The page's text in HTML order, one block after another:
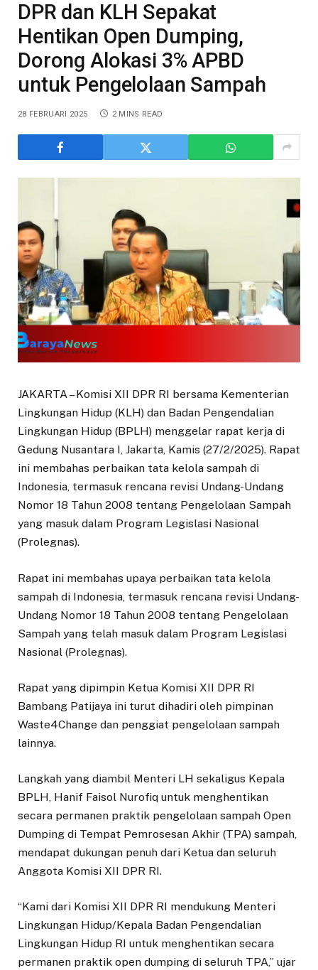
DPR dan KLH Sepakat
Hentikan Open Dumping,
Dorong Alokasi 3% APBD
untuk Pengelolaan Sampah
28 FEBRUARI 2025 2 MINS READ
JAKARTA – Komisi XII DPR RI bersama Kementerian
Lingkungan Hidup (KLH) dan Badan Pengendalian
Lingkungan Hidup (BPLH) menggelar rapat kerja di
Gedung Nusantara I, Jakarta, Kamis (27/2/2025). Rapat
ini membahas perbaikan tata kelola sampah di
Indonesia, termasuk rencana revisi Undang-Undang
Nomor 18 Tahun 2008 tentang Pengelolaan Sampah
yang masuk dalam Program Legislasi Nasional
(Prolegnas).
Rapat ini membahas upaya perbaikan tata kelola
sampah di Indonesia, termasuk rencana revisi Undang-
Undang Nomor 18 Tahun 2008 tentang Pengelolaan
Sampah yang telah masuk dalam Program Legislasi
Nasional (Prolegnas).
Rapat yang dipimpin Ketua Komisi XII DPR RI
Bambang Patijaya ini turut dihadiri oleh pimpinan
Waste4Change dan penggiat pengelolaan sampah
lainnya.
Langkah yang diambil Menteri LH sekaligus Kepala
BPLH, Hanif Faisol Nurofiq untuk menghentikan
secara permanen praktik pengelolaan sampah Open
Dumping di Tempat Pemrosesan Akhir (TPA) sampah,
mendapat dukungan penuh dari Ketua dan seluruh
Anggota Komisi XII DPR RI.
“Kami dari Komisi XII DPR RI mendukung Menteri
Lingkungan Hidup/Kepala Badan Pengendalian
Lingkungan Hidup RI untuk menghentikan secara
permanen praktik open dumping di seluruh TPA,” ujar